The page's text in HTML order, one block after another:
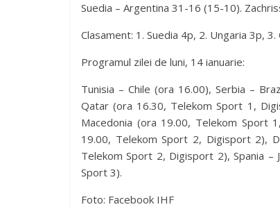
Suedia – Argentina 31-16 (15-10).
Clasament: 1. Suedia 4p, 2. Ungaria 3p,
Programul zilei de luni, 14 ianuarie:
Tunisia – Chile (ora 16.00), Serbia –
Qatar (ora 16.30, Telekom Sport 1,
Macedonia (ora 19.00, Telekom Sport
19.00, Telekom Sport 2, Digisport 2),
Telekom Sport 2, Digisport 2), Spania –
Sport 3).
Foto: Facebook IHF